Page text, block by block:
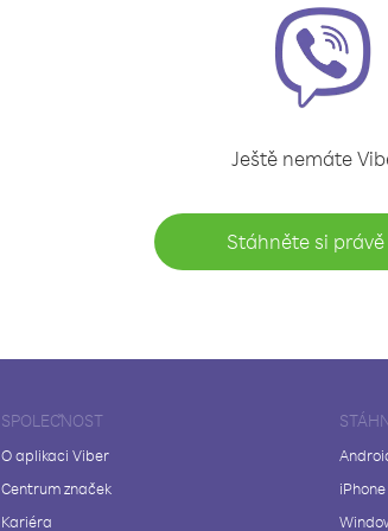
Ještě nemáte
Stáhněte si
SPOLEČNOST
O aplikaci Viber
Centrum značek
Kariéra